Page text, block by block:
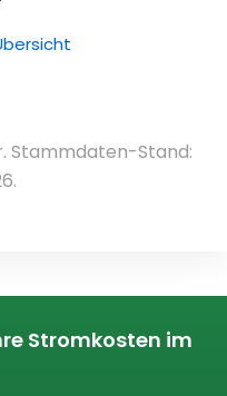
Stammdaten-Stand:
Stromkosten im